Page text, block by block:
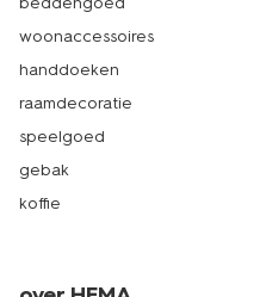
woonaccessoires
handdoeken
raamdecoratie
speelgoed
gebak
koffie